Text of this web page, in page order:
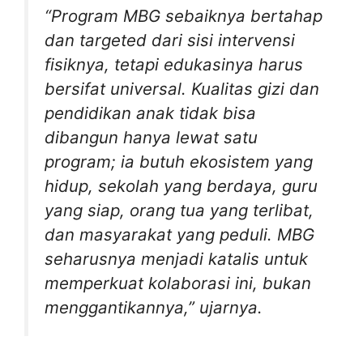
“Program MBG sebaiknya bertahap
dan targeted dari sisi intervensi
fisiknya, tetapi edukasinya harus
bersifat universal. Kualitas gizi dan
pendidikan anak tidak bisa
dibangun hanya lewat satu
program; ia butuh ekosistem yang
hidup, sekolah yang berdaya, guru
yang siap, orang tua yang terlibat,
dan masyarakat yang peduli. MBG
seharusnya menjadi katalis untuk
memperkuat kolaborasi ini, bukan
menggantikannya,” ujarnya.